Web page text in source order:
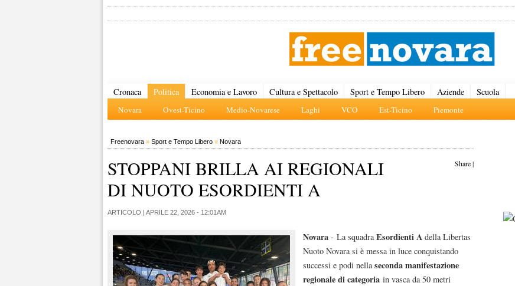
Cronaca Politica
Novara Ovest-Ticino Medio-Novarese Laghi VCO Est-Ticino Piemonte
Economia e Lavoro Cultura e Spettacolo Sport e Tempo Libero Aziende Scuola
Freenovara » Sport e Tempo Libero » Novara
Share|
STOPPANI BRILLA AI REGIONALI
DI NUOTO ESORDIENTI A
ARTICOLO | APRILE 22, 2026 - 12:01AM
Novara - La squadraEsordienti A della Libertas
Nuoto Novara si è messa in luce conquistando
successi e podi nellaseconda manifestazione
regionale di categoria in vasca da 50 metri